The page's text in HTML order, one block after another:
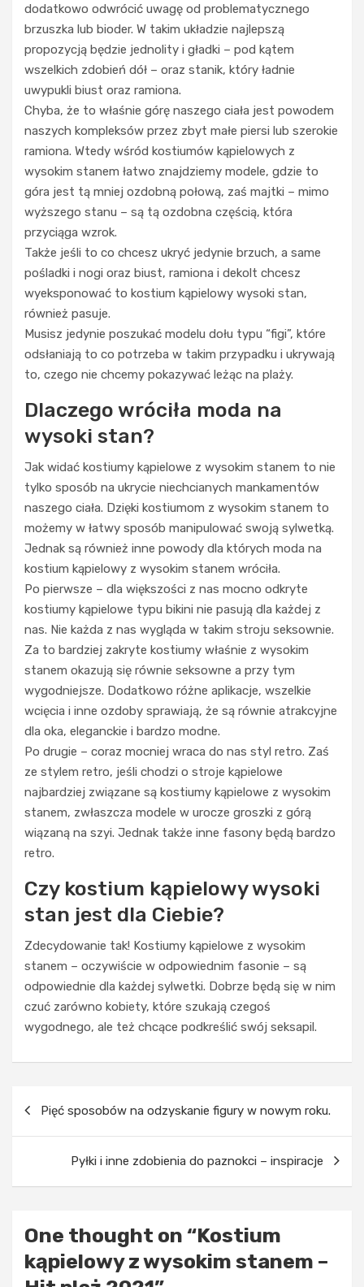
dodatkowo odwrócić uwagę od problematycznego
brzuszka lub bioder. W takim układzie najlepszą
propozycją będzie jednolity i gładki – pod kątem
wszelkich zdobień dół – oraz stanik, który ładnie
uwypukli biust oraz ramiona.
Chyba, że to właśnie górę naszego ciała jest powodem
naszych kompleksów przez zbyt małe piersi lub szerokie
ramiona. Wtedy wśród kostiumów kąpielowych z
wysokim stanem łatwo znajdziemy modele, gdzie to
góra jest tą mniej ozdobną połową, zaś majtki – mimo
wyższego stanu – są tą ozdobna częścią, która
przyciąga wzrok.
Także jeśli to co chcesz ukryć jedynie brzuch, a same
pośladki i nogi oraz biust, ramiona i dekolt chcesz
wyeksponować to kostium kąpielowy wysoki stan,
również pasuje.
Musisz jedynie poszukać modelu dołu typu “figi”, które
odsłaniają to co potrzeba w takim przypadku i ukrywają
to, czego nie chcemy pokazywać leżąc na plaży.
Dlaczego wróciła moda na
wysoki stan?
Jak widać kostiumy kąpielowe z wysokim stanem to nie
tylko sposób na ukrycie niechcianych mankamentów
naszego ciała. Dzięki kostiumom z wysokim stanem to
możemy w łatwy sposób manipulować swoją sylwetką.
Jednak są również inne powody dla których moda na
kostium kąpielowy z wysokim stanem wróciła.
Po pierwsze – dla większości z nas mocno odkryte
kostiumy kąpielowe typu bikini nie pasują dla każdej z
nas. Nie każda z nas wygląda w takim stroju seksownie.
Za to bardziej zakryte kostiumy właśnie z wysokim
stanem okazują się równie seksowne a przy tym
wygodniejsze. Dodatkowo różne aplikacje, wszelkie
wcięcia i inne ozdoby sprawiają, że są równie atrakcyjne
dla oka, eleganckie i bardzo modne.
Po drugie – coraz mocniej wraca do nas styl retro. Zaś
ze stylem retro, jeśli chodzi o stroje kąpielowe
najbardziej związane są kostiumy kąpielowe z wysokim
stanem, zwłaszcza modele w urocze groszki z górą
wiązaną na szyi. Jednak także inne fasony będą bardzo
retro.
Czy kostium kąpielowy wysoki
stan jest dla Ciebie?
Zdecydowanie tak! Kostiumy kąpielowe z wysokim
stanem – oczywiście w odpowiednim fasonie – są
odpowiednie dla każdej sylwetki. Dobrze będą się w nim
czuć zarówno kobiety, które szukają czegoś
wygodnego, ale też chcące podkreślić swój seksapil.
wpisu
Pięć sposobów na odzyskanie figury w nowym roku.
Pyłki i inne zdobienia do paznokci – inspiracje
One thought on “Kostium
kąpielowy z wysokim stanem –
UBRANIA
e
e
t
e
t
w
N
a